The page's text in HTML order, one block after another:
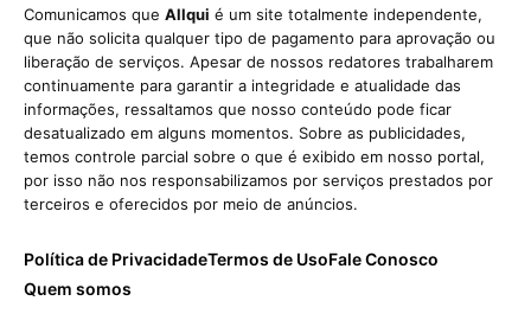
Comunicamos que Allqui é um site totalmente independente,
que não solicita qualquer tipo de pagamento para aprovação ou
liberação de serviços. Apesar de nossos redatores trabalharem
continuamente para garantir a integridade e atualidade das
informações, ressaltamos que nosso conteúdo pode ficar
desatualizado em alguns momentos. Sobre as publicidades,
temos controle parcial sobre o que é exibido em nosso portal,
por isso não nos responsabilizamos por serviços prestados por
terceiros e oferecidos por meio de anúncios.
Política de PrivacidadeTermos de UsoFale Conosco
Quem somos